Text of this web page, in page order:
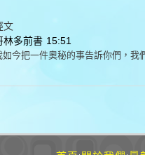
文
林多前書 15:51
如今把一件奧秘的事告訴你們，我